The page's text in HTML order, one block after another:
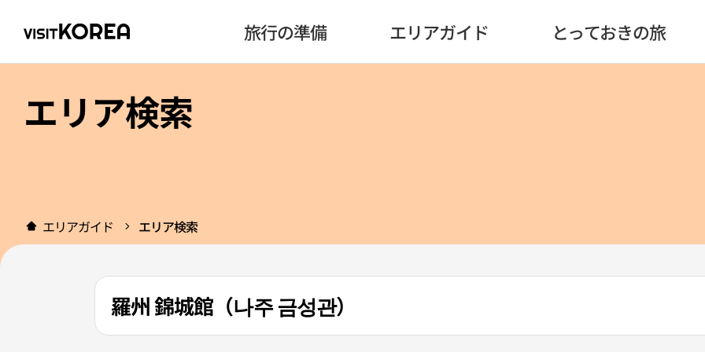
旅行の準備 エリアガイド とっておきの旅
エリア検索
エリアガイド エリア検索
羅州 錦城館（나주 금성관）